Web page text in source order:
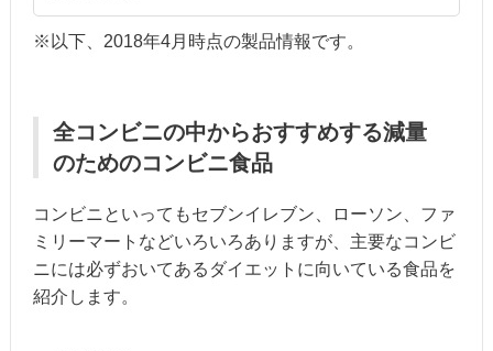
※以下、2018年4月時点の製品情報です。
全コンビニの中からおすすめする減量
のためのコンビニ食品
コンビニといってもセブンイレブン、ローソン、ファ
ミリーマートなどいろいろありますが、主要なコンビ
ニには必ずおいてあるダイエットに向いている食品を
紹介します。